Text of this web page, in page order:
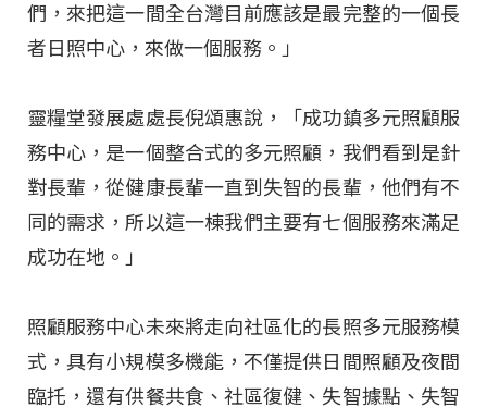
們，來把這一間全台灣目前應該是最完整的一個長
者日照中心，來做一個服務。」
靈糧堂發展處處長倪頌惠說，「成功鎮多元照顧服
務中心，是一個整合式的多元照顧，我們看到是針
對長輩，從健康長輩一直到失智的長輩，他們有不
同的需求，所以這一棟我們主要有七個服務來滿足
成功在地。」
照顧服務中心未來將走向社區化的長照多元服務模
式，具有小規模多機能，不僅提供日間照顧及夜間
臨托，還有供餐共食、社區復健、失智據點、失智